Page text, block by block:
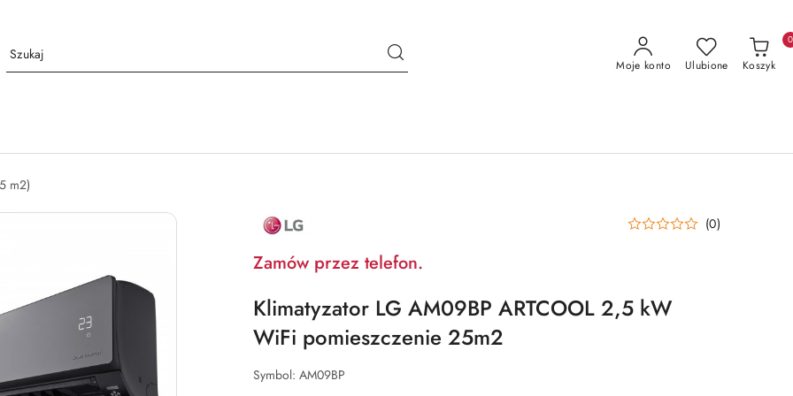
Moje konto Ulubione Koszyk
0
m2)
NAZWA
PRODUCENTA: (0)
Zamów przez telefon.
Klimatyzator LG AM09BP ARTCOOL 2,5 kW
WiFi pomieszczenie 25m2
Symbol: AM09BP